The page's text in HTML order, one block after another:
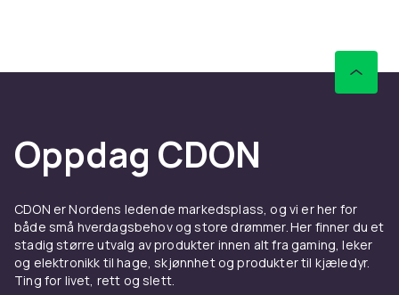
Oppdag CDON
CDON er Nordens ledende markedsplass, og vi er her for
både små hverdagsbehov og store drømmer. Her finner du et
stadig større utvalg av produkter innen alt fra gaming, leker
og elektronikk til hage, skjønnhet og produkter til kjæledyr.
Ting for livet, rett og slett.